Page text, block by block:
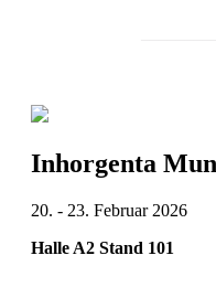
Inhorgenta
20. - 23. Februar 2026
Halle A2 Stand 101